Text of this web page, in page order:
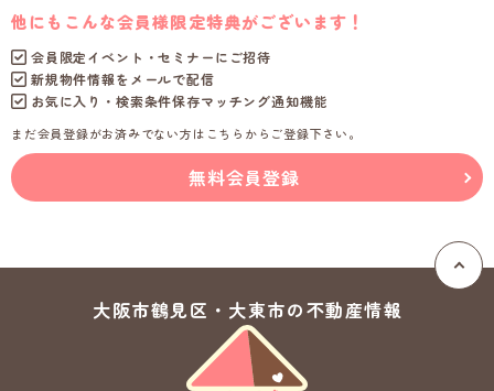
他にもこんな会員様限定特典がございます！
会員限定イベント・セミナーにご招待
新規物件情報をメールで配信
お気に入り・検索条件保存マッチング通知機能
まだ会員登録がお済みでない方はこちらからご登録下さい。
無料会員登録
大阪市鶴見区・大東市の不動産情報